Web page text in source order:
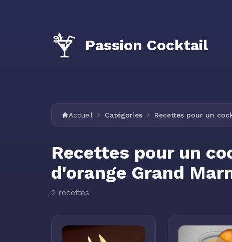
Passion Cocktail
Accueil Catégories Recettes pour un
Recettes pour un
d'orange Grand
2 recettes